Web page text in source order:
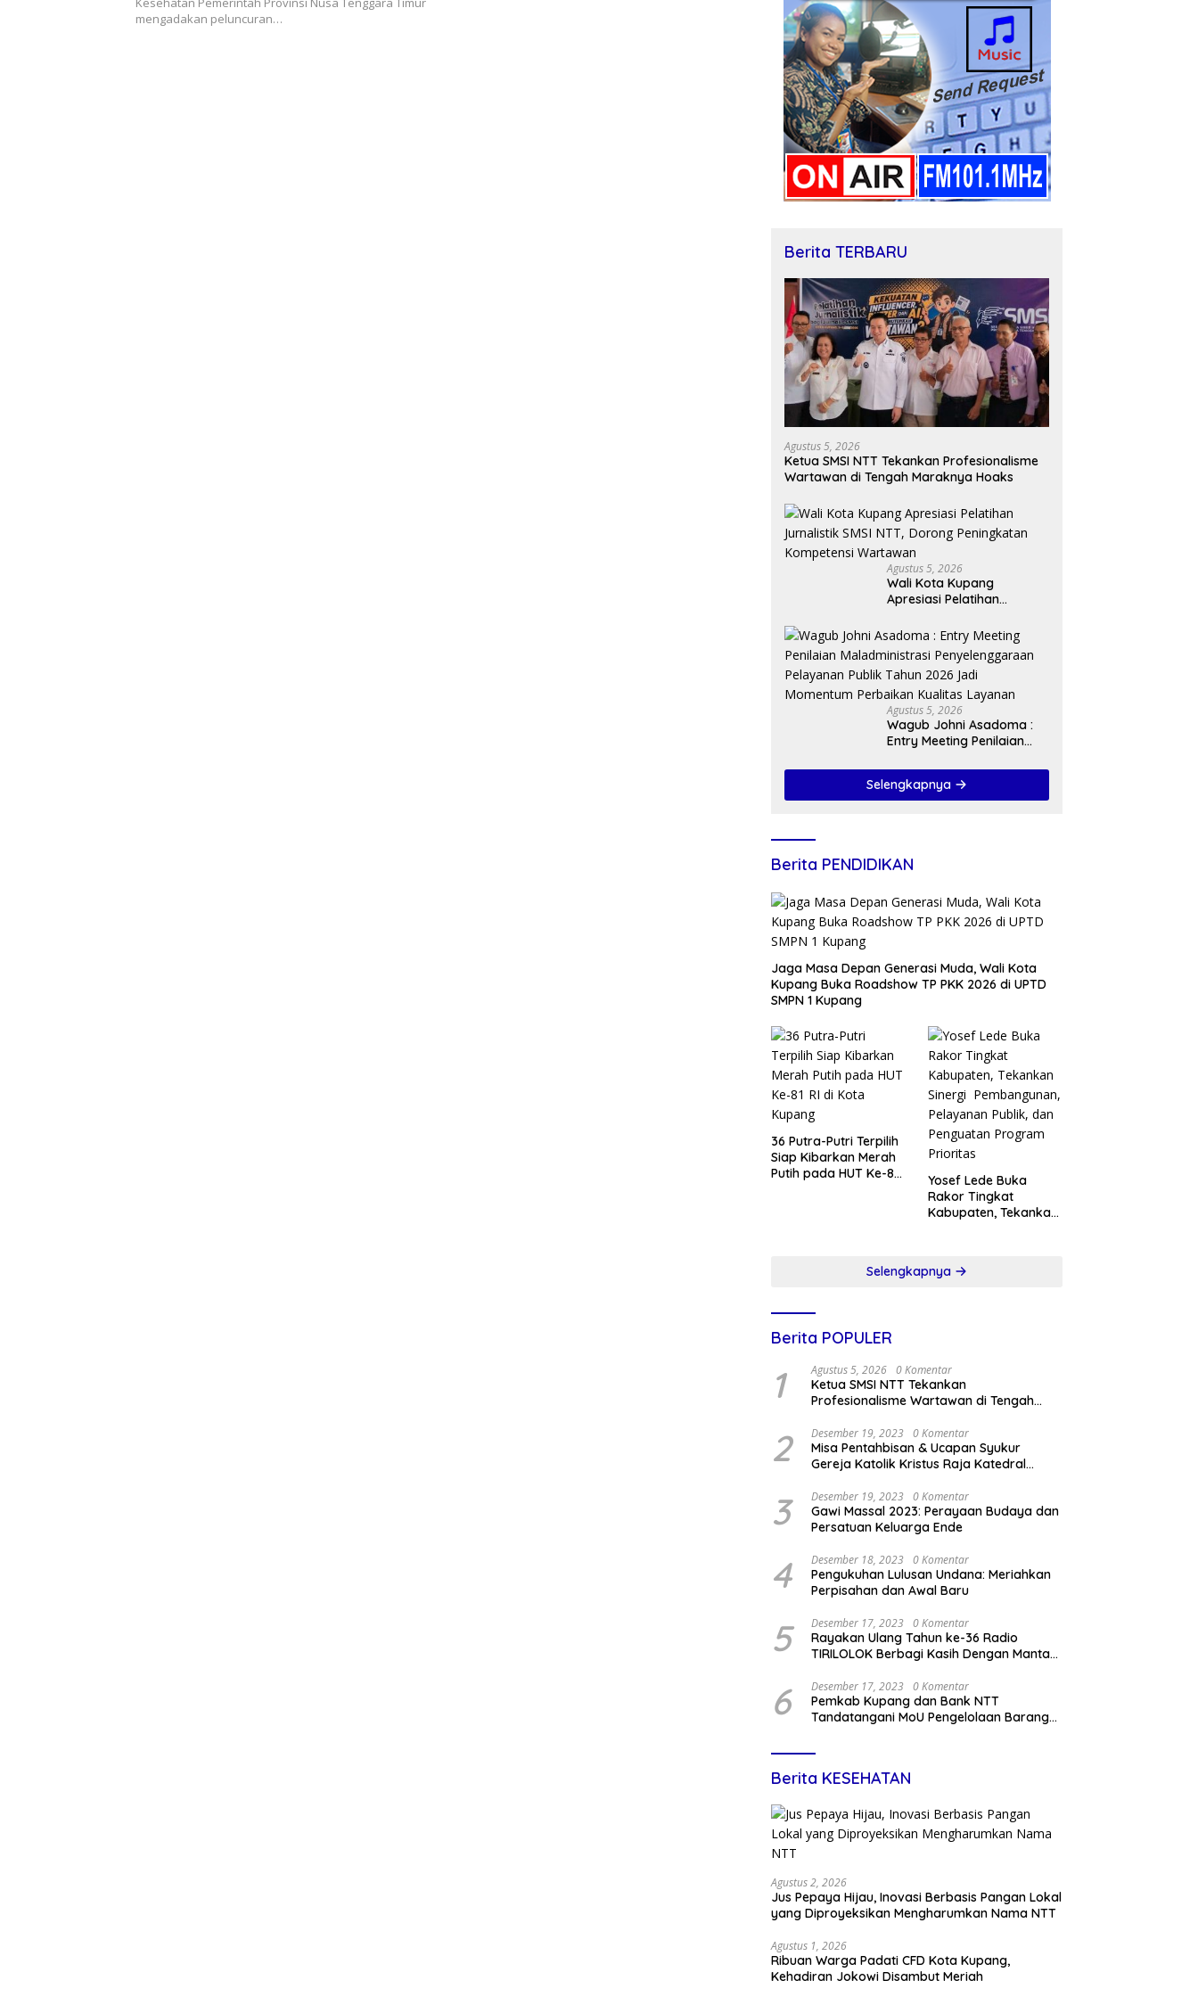
mengadakan peluncuran…
Berita TERBARU
Agustus 5, 2026
Ketua SMSI NTT Tekankan Profesionalisme
Wartawan di Tengah Maraknya Hoaks
Agustus 5, 2026
Wali Kota Kupang
Apresiasi Pelatihan
Dorong Peningkatan
Kompetensi Wartawan
Agustus 5, 2026
Wagub Johni Asadoma :
Entry Meeting Penilaian
Penyelenggaraan
Pelayanan Publik Tahun
2026 Jadi Momentum
Selengkapnya
Berita PENDIDIKAN
Jaga Masa Depan Generasi Muda, Wali Kota
Kupang Buka Roadshow TP PKK 2026 di UPTD
SMPN 1 Kupang
36 Putra-Putri Terpilih
Siap Kibarkan Merah
Putih pada HUT Ke-81
Yosef Lede Buka
Rakor Tingkat
Kabupaten, Tekankan
Penguatan Program
Selengkapnya
Berita POPULER
1 Agustus 5, 2026 0 Komentar
Ketua SMSI NTT Tekankan
Profesionalisme Wartawan di Tengah
2 Desember 19, 2023 0 Komentar
Misa Pentahbisan & Ucapan Syukur
Gereja Katolik Kristus Raja Katedral
3 Desember 19, 2023 0 Komentar
Gawi Massal 2023: Perayaan Budaya dan
Persatuan Keluarga Ende
4 Desember 18, 2023 0 Komentar
Pengukuhan Lulusan Undana: Meriahkan
Perpisahan dan Awal Baru
5 Desember 17, 2023 0 Komentar
Rayakan Ulang Tahun ke-36 Radio
TIRILOLOK Berbagi Kasih Dengan Mantan
6 Desember 17, 2023 0 Komentar
Pemkab Kupang dan Bank NTT
Tandatangani MoU Pengelolaan Barang
Pemda
Berita KESEHATAN
Agustus 2, 2026
Jus Pepaya Hijau, Inovasi Berbasis Pangan Lokal
yang Diproyeksikan Mengharumkan Nama NTT
Agustus 1, 2026
Ribuan Warga Padati CFD Kota Kupang,
Kehadiran Jokowi Disambut Meriah